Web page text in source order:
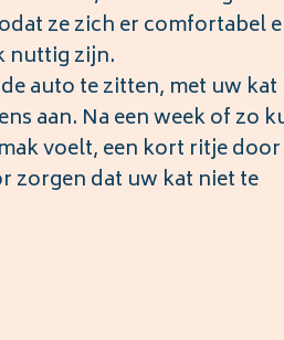
ze zich er comfortabel
nuttig zijn.
auto te zitten, met uw kat
aan. Na een week of zo
voelt, een kort ritje
zorgen dat uw kat niet te